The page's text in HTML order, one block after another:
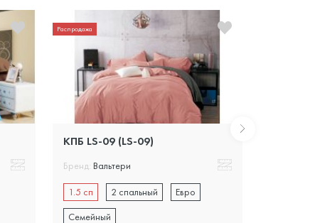
Распродажа
КПБ LS-09 (LS-09)
Бренд: Вальтери
1.5 сп 2 спальный
Евро
Семейный